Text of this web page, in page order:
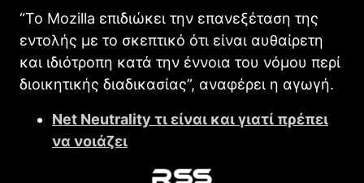
“Το Mozilla επιδιώκει την επανεξέταση της
εντολής με το σκεπτικό ότι είναι αυθαίρετη
και ιδιότροπη κατά την έννοια του νόμου περί
διοικητικής διαδικασίας”, αναφέρει η αγωγή.
Net Neutrality τι είναι και γιατί πρέπει
να νοιάζει